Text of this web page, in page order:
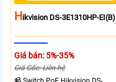
HIkvision DS-3E1310HP-EI(B)
Giá bán: 5%-35%
Giá Gốc: Liên hệ